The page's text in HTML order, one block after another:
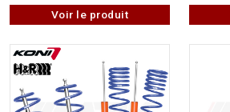
Voir le produit